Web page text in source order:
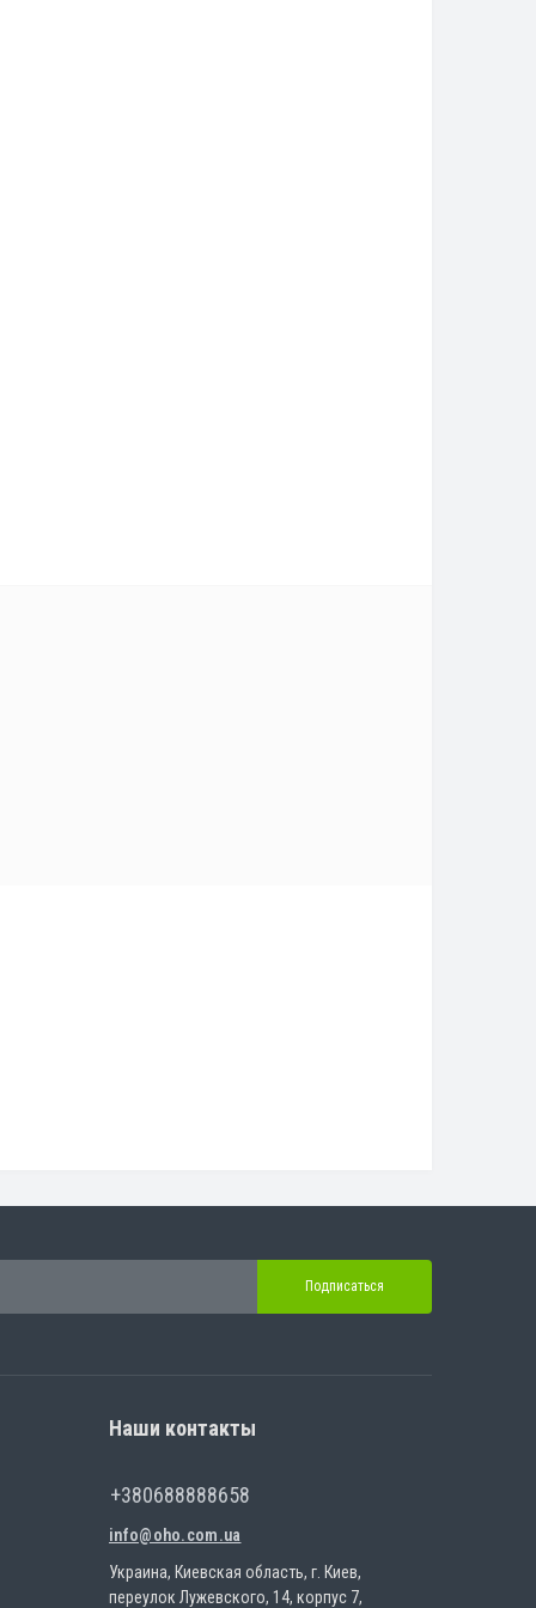
Подписаться
Наши контакты
+380688888658
info@oho.com.ua
Украина, Киевская область, г. Киев,
переулок Лужевского, 14, корпус 7,